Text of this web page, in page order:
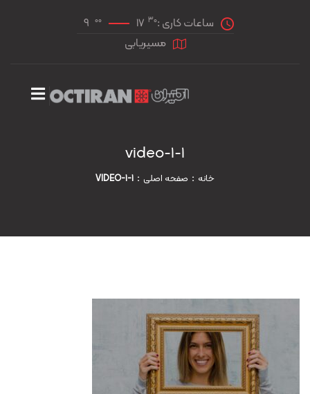
ساعات کاری : 17 30
9 00
مسیریابی
video-1-1
خانه صفحه اصلی VIDEO-1-1